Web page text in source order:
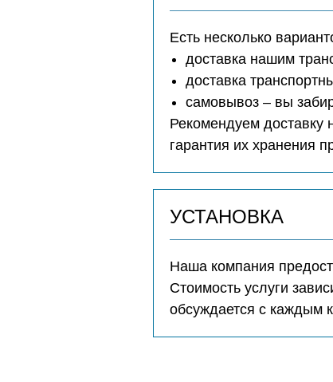
Есть несколько
доставка нашим
доставка
самовывоз – вы
Рекомендуем доставку
гарантия их хранения
УСТАНОВКА
Наша компания
Стоимость услуги
обсуждается с каждым